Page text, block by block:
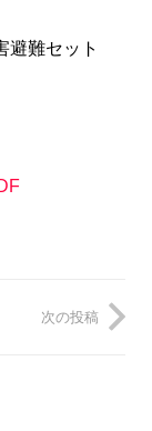
避難セット
次の投稿